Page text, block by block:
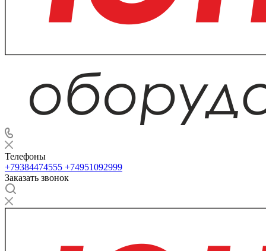
Телефоны
+79384474555 +74951092999
Заказать звонок